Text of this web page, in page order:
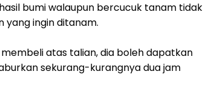
bumi walaupun bercucuk tanam tidak
yang ingin ditanam.
atas talian, dia boleh dapatkan
sekurang-kurangnya dua jam